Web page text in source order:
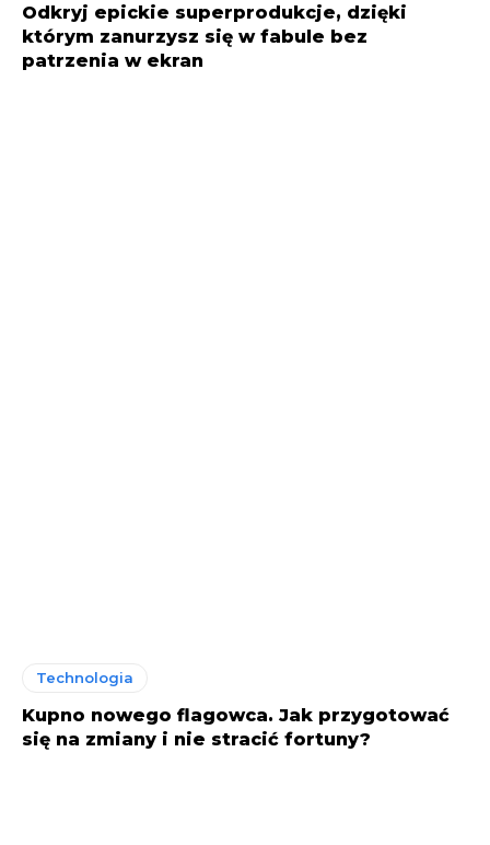
Odkryj epickie superprodukcje, dzięki
którym zanurzysz się w fabule bez
patrzenia w ekran
Technologia
Kupno nowego flagowca. Jak przygotować
się na zmiany i nie stracić fortuny?